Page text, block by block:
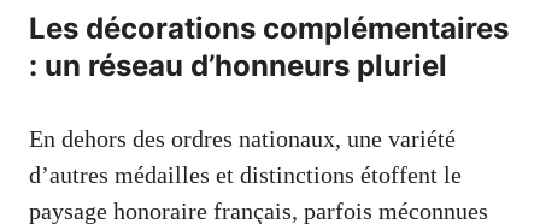
Les décorations complémentaires
: un réseau d’honneurs pluriel
En dehors des ordres nationaux, une variété
d’autres médailles et distinctions étoffent le
paysage honoraire français, parfois méconnues